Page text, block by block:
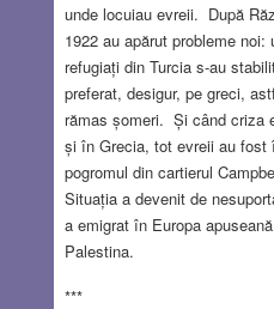
unde locuiau evreii. După
1922 au apărut probleme
refugiați din Turcia s-au
preferat, desigur, pe greci,
rămas șomeri. Și când criza
și în Grecia, tot evreii au
pogromul din cartierul
Situația a devenit de
a emigrat în Europa
Palestina.
***